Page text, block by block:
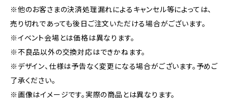
※他のお客さまの決済処理漏れによるキャンセル等によっては、
売り切れであっても後日ご注文いただける場合がございます。
※イベント会場とは価格は異なります。
※不良品以外の交換対応はできかねます。
※デザイン、仕様は予告なく変更になる場合がございます。予めご
了承ください。
※画像はイメージです。実際の商品とは異なります。